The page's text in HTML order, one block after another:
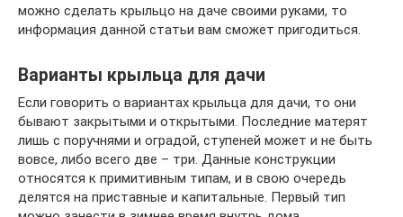
можно сделать крыльцо на даче своими руками, то
информация данной статьи вам сможет пригодиться.
Варианты крыльца для дачи
Если говорить о вариантах крыльца для дачи, то они
бывают закрытыми и открытыми. Последние матерят
лишь с поручнями и оградой, ступеней может и не быть
вовсе, либо всего две – три. Данные конструкции
относятся к примитивным типам, и в свою очередь
делятся на приставные и капитальные. Первый тип